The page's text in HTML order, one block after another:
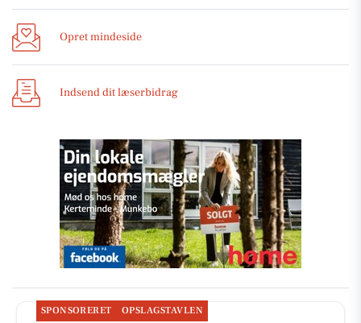
Opret mindeside
Indsend dit læserbidrag
SPONSORERET OPSLAGSTAVLEN